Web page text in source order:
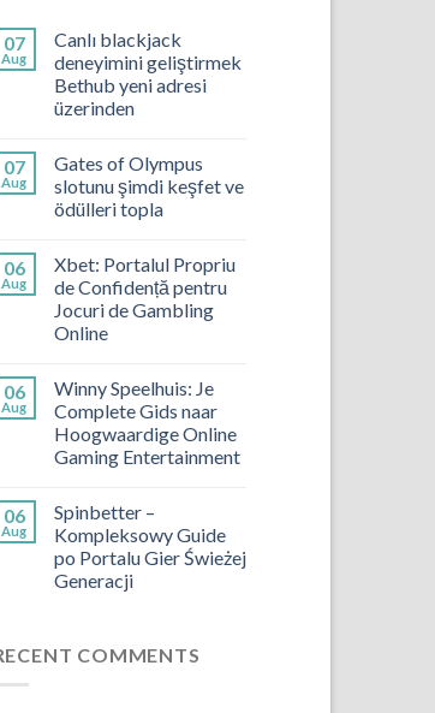
07
Aug
Canlı blackjack
deneyimini geliştirmek
Bethub yeni adresi
üzerinden
07
Aug
Gates of Olympus
slotunu şimdi keşfet ve
ödülleri topla
06
Aug
Xbet: Portalul Propriu
de Confidență pentru
Jocuri de Gambling
Online
06
Aug
Winny Speelhuis: Je
Complete Gids naar
Hoogwaardige Online
Gaming Entertainment
06
Aug
Spinbetter –
Kompleksowy Guide
po Portalu Gier Świeżej
Generacji
COMMENTS